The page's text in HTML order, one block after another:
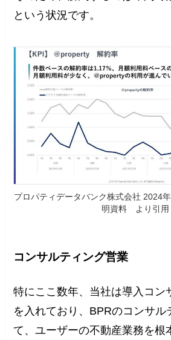
という状況です。
プロパティデータバンク株式会社 2024
明資料 より引用
コンサルティング営業
特にここ数年、当社は導入コン
を入れており、BPRのコンサル
て、ユーザーの不動産業務を根